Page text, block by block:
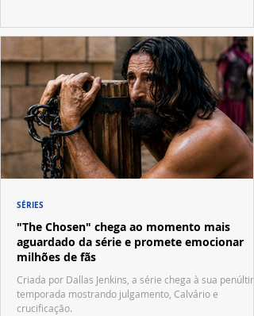
"The Chosen" chega ao momento mais
aguardado da série e promete emocionar
milhões de fãs
Criada por Dallas Jenkins, a série chega à sua
temporada mostrando julgamento, Calvário e
crucificação.
SÉRIES